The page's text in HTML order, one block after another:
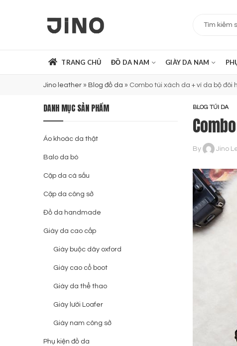
TRANG CHỦ ĐỒ DA NAM GIÀY DA NAM
Jino leather » Blog đồ da » Combo túi xách da + ví da bộ đôi
BLOG TÚI DA
By Jino
DANH MỤC SẢN PHẨM
Áo khoác da thật
Balo da bò
Cặp da cá sấu
Cặp da công sở
Đồ da handmade
Giày da cao cấp
Giày buộc dây oxford
Giày cao cổ boot
Giày da thể thao
Giày lười Loafer
Giày nam công sở
Phụ kiện đồ da